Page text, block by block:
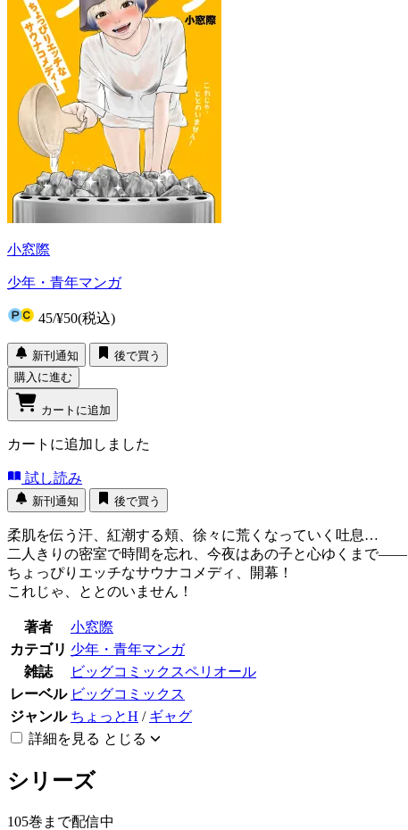
小窓際
少年・青年マンガ
45/¥50(税込)
新刊通知
後で買う
購入に進む
カートに追加
カートに追加しました
試し読み
新刊通知 後で買う
柔肌を伝う汗、紅潮する頬、徐々に荒くなっていく吐息…
二人きりの密室で時間を忘れ、今夜はあの子と心ゆくまで――
ちょっぴりエッチなサウナコメディ、開幕！
これじゃ、ととのいません！
著者
小窓際
カテゴリ 少年・青年マンガ
雑誌
ビッグコミックスペリオール
レーベル ビッグコミックス
ジャンル ちょっとH / ギャグ
詳細を見る とじる
シリーズ
105巻まで配信中